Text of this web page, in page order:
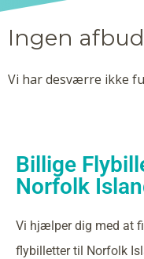
Ingen
Vi har desværre ikke
Billige
Norfolk
Vi hjælper dig med at
flybilletter til Norfolk